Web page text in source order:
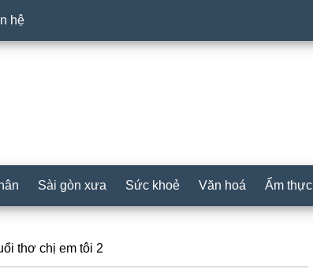
hệ
Sài gòn xưa Sức khoẻ Văn hoá Ẩm thực
thơ chị em tôi 2